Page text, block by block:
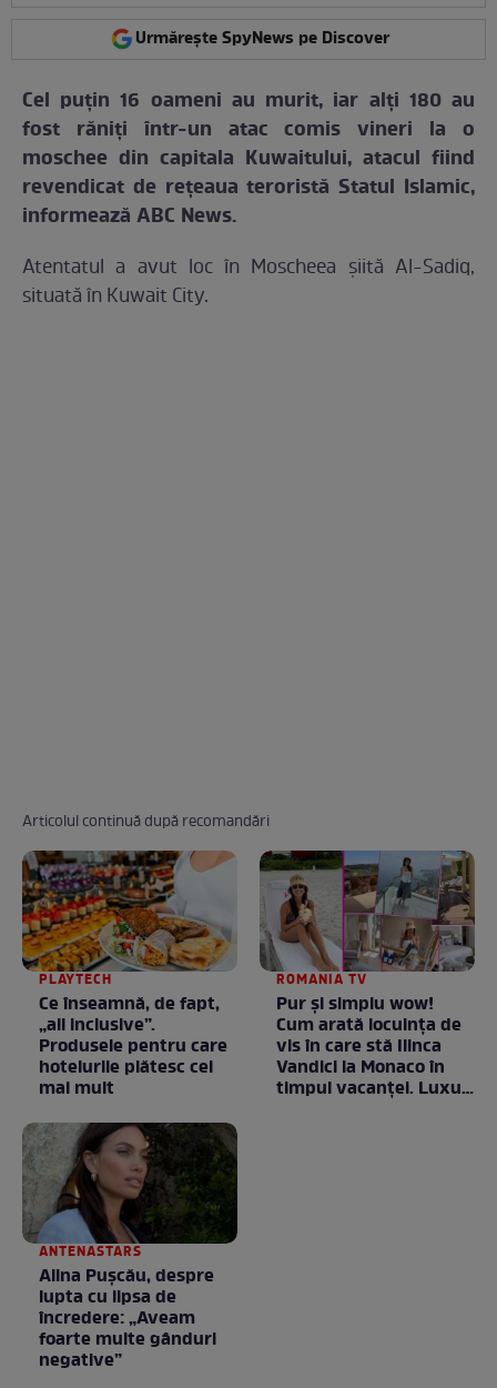
Urmărește SpyNews pe Discover
Cel puţin 16 oameni au murit, iar alţi 180 au
fost răniţi într-un atac comis vineri la o
moschee din capitala Kuwaitului, atacul fiind
revendicat de reţeaua teroristă Statul Islamic,
informează ABC News.
Atentatul a avut loc în Moscheea şiită Al-Sadiq,
situată în Kuwait City.
Articolul continuă după recomandări
PLAYTECH
Ce înseamnă, de fapt,
„all inclusive”.
Produsele pentru care
hotelurile plătesc cel
mai mult
ROMANIA TV
Pur și simplu wow!
Cum arată locuința de
vis în care stă Ilinca
Vandici la Monaco în
timpul vacanței. Luxul
ANTENASTARS
Alina Pușcău, despre
lupta cu lipsa de
încredere: „Aveam
foarte multe gânduri
negative”